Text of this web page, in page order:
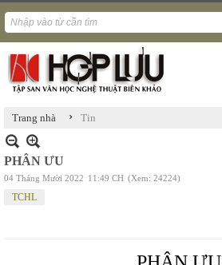
Trang nhà › Tin
PHÂN ƯU
04 Tháng Mười 2022 11:49 CH (Xem: 24224)
TCHL